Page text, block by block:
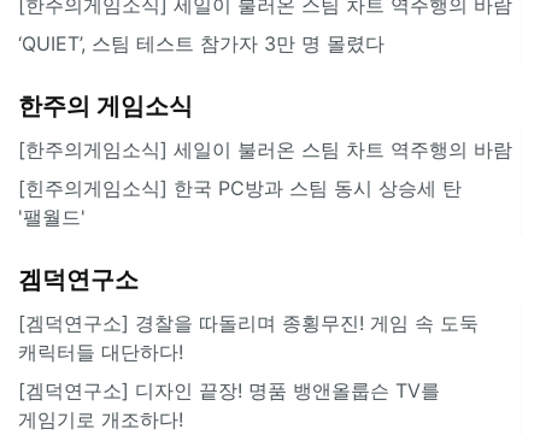
‘QUIET’, 스팀 테스트 참가자 3만 명 몰렸다
한주의 게임소식
[한주의게임소식] 세일이 불러온 스팀 차트 역주행의 바람
[힌주의게임소식] 한국 PC방과 스팀 동시 상승세 탄
'팰월드'
겜덕연구소
[겜덕연구소] 경찰을 따돌리며 종횡무진! 게임 속 도둑
캐릭터들 대단하다!
[겜덕연구소] 디자인 끝장! 명품 뱅앤올룹슨 TV를
게임기로 개조하다!